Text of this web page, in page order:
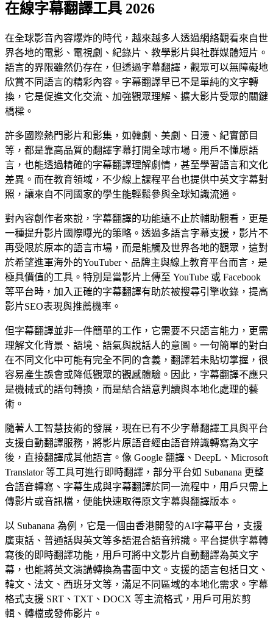
SRT · VTT
在線字幕翻譯工具 2026
在全球影音內容爆炸的時代，越來越多人透過網絡觀看來自世
界各地的電影、電視劇、紀錄片、教學影片與社群媒體短片。
語言的界限雖然仍存在，但透過字幕翻譯，觀眾可以無障礙地
欣賞不同語言的精彩內容。字幕翻譯早已不是單純的文字轉
換，它是促進文化交流、加強觀眾理解、擴大影片受眾的關鍵
橋樑。
許多國際熱門影片和影集，如韓劇、美劇、日漫、紀實節目
等，都是靠高品質的翻譯字幕打開全球市場。用戶不懂原語
言，也能透過精確的字幕翻譯理解劇情，甚至學習語言和文化
差異。而在教育領域，不少線上課程平台也提供中英文字幕對
照，讓來自不同國家的學生能輕鬆參與全球知識流通。
對內容創作者來說，字幕翻譯的功能遠不止於輔助觀看，更是
一種提升影片國際曝光的策略。透過多語言字幕支援，影片不
再受限於原本的語言市場，而是能觸及世界各地的觀眾，這對
於希望進軍海外的YouTuber、品牌主與線上教育平台而言，是
極具價值的工具。特別是當影片上傳至 YouTube 或 Facebook
等平台時，加入正確的字幕翻譯有助於被搜尋引擎收錄，提高
影片SEO表現與推薦機率。
但字幕翻譯並非一件簡單的工作，它需要不只語言能力，更需
理解文化背景、語境、語氣與說話人的意圖。一句簡單的對白
在不同文化中可能有完全不同的含義，翻譯若未貼切掌握，很
容易產生誤會或降低觀眾的觀感體驗。因此，字幕翻譯不應只
是機械式的語句轉換，而是結合語意判讀與本地化處理的藝
術。
隨著人工智慧技術的發展，現在已有不少字幕翻譯工具與平台
支援自動翻譯服務，將影片原語音經由語音辨識轉寫為文字
後，直接翻譯成其他語言。像 Google 翻譯、DeepL、Microsoft
Translator 等工具可進行即時翻譯，部分平台如 Subanana 更整
合語音轉寫、字幕生成與字幕翻譯於同一流程中，用戶只需上
傳影片或音訊檔，便能快速取得原文字幕與翻譯版本。
以 Subanana 為例，它是一個由香港開發的AI字幕平台，支援
廣東話、普通話與英文等多語混合語音辨識。平台提供字幕轉
寫後的即時翻譯功能，用戶可將中文影片自動翻譯為英文字
幕，也能將英文演講轉換為書面中文。支援的語言包括日文、
韓文、法文、西班牙文等，滿足不同區域的本地化需求。字幕
格式支援 SRT、TXT、DOCX 等主流格式，用戶可用於剪
輯、轉檔或發佈影片。